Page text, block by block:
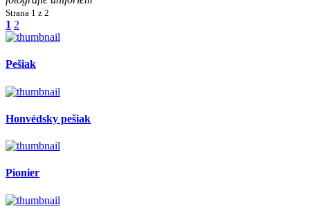
Strana 1 z 2
1 2
Pešiak
Honvédsky pešiak
Pionier